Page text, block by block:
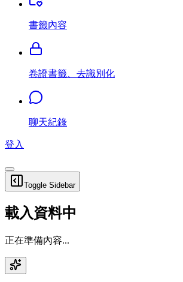
書籤內容
卷證書籤、去識別化
聊天紀錄
登入
Toggle Sidebar
載入資料中
正在準備內容...